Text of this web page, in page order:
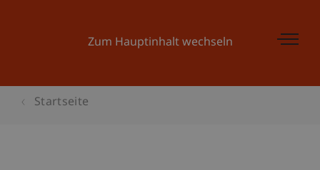
Zum Hauptinhalt wechseln
Startseite